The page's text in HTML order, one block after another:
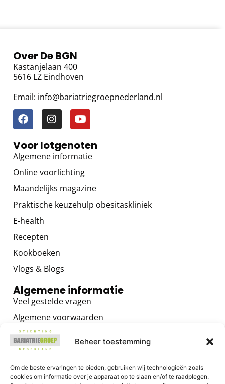
Beheer toestemming
Om de beste ervaringen te bieden, gebruiken wij technologieën zoals
cookies om informatie over je apparaat op te slaan en/of te raadplegen.
Over De BGN
Kastanjelaan 400
5616 LZ Eindhoven
Email: info@bariatriegroepnederland.nl
Voor lotgenoten
Algemene informatie
Online voorlichting
Maandelijks magazine
Praktische keuzehulp obesitaskliniek
E-health
Recepten
Kookboeken
Vlogs & Blogs
Algemene informatie
Veel gestelde vragen
Algemene voorwaarden
Privacybeleid
Contact
Voor zorgverleners
Algemene informatie